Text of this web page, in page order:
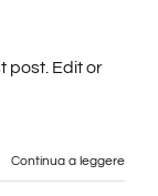
post. Edit or
Continua a leggere